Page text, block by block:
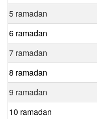
5 ramadan
6 ramadan
7 ramadan
8 ramadan
9 ramadan
10 ramadan